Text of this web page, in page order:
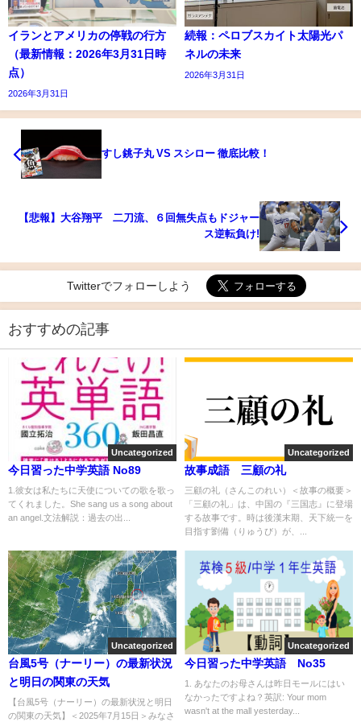
イランとアメリカの停戦の行方
（最新情報：2026年3月31日時
点）
2026年3月31日
続報：ペロブスカイト太陽光パ
ネルの未来
2026年3月31日
すし銚子丸 VS スシロー 徹底比較！
【悲報】大谷翔平 二刀流、６回無失点もドジャー
ス逆転負け!
Twitterでフォローしよう
おすすめの記事
Uncategorized
今日習った中学英語 No89
1.彼女は私たちに天使についての歌を歌っ
てくれました。She sang us a song about
an angel.文法解説：過去の出...
Uncategorized
故事成語 三顧の礼
三顧の礼（さんこのれい）＜故事の概要＞
「三顧の礼」は、中国の『三国志』に登場
する故事です。時は後漢末期、天下統一を
目指す劉備（りゅうび）が、...
Uncategorized
台風5号（ナーリー）の最新状況
と明日の関東の天気
【台風5号（ナーリー）の最新状況と明日
の関東の天気】＜2025年7月15日＞みなさ
Uncategorized
今日習った中学英語 No35
1. あなたのお母さんは昨日モールにはい
なかったですよね？英訳: Your mom
wasn't at the mall yesterday...